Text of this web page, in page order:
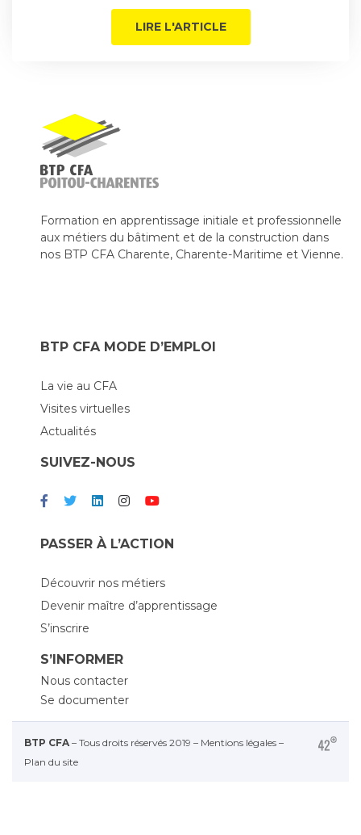
LIRE L'ARTICLE
Formation en apprentissage initiale et professionnelle
aux métiers du bâtiment et de la construction dans
nos BTP CFA Charente, Charente-Maritime et Vienne.
BTP CFA MODE D’EMPLOI
La vie au CFA
Visites virtuelles
Actualités
SUIVEZ-NOUS
PASSER À L’ACTION
Découvrir nos métiers
Devenir maître d’apprentissage
S’inscrire
S’INFORMER
Nous contacter
Se documenter
BTP CFA – Tous droits réservés 2019 – Mentions légales –
Plan du site